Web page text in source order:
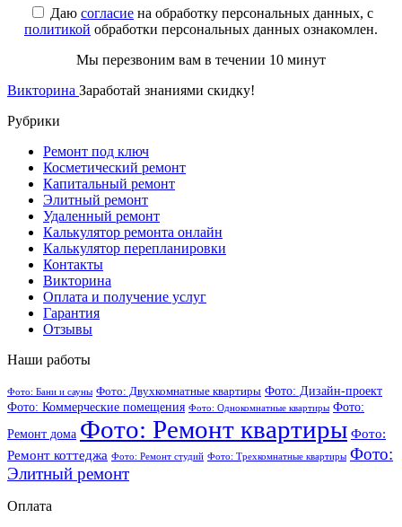
Даю согласие на обработку персональных данных, с
политикой обработки персональных данных ознакомлен.
Мы перезвоним вам в течении 10 минут
Викторина Заработай знаниями скидку!
Рубрики
Ремонт под ключ
Косметический ремонт
Капитальный ремонт
Элитный ремонт
Удаленный ремонт
Калькулятор ремонта онлайн
Калькулятор перепланировки
Контакты
Викторина
Оплата и получение услуг
Гарантия
Отзывы
Наши работы
Фото: Бани и сауны Фото: Двухкомнатные квартиры Фото: Дизайн-проект
Фото: Коммерческие помещения Фото: Однокомнатные квартиры Фото:
Ремонт дома Фото: Ремонт квартиры Фото:
Ремонт коттеджа Фото: Ремонт студий Фото: Трехкомнатные квартиры Фото:
Элитный ремонт
Оплата